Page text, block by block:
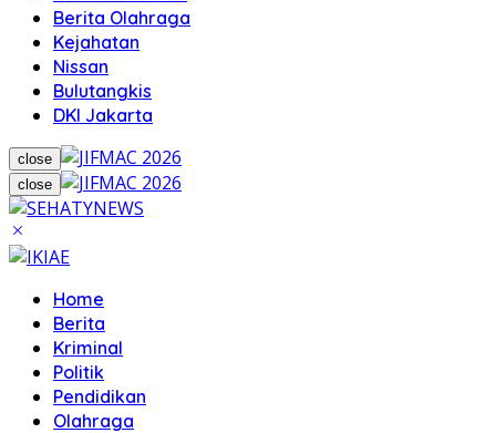
Berita Olahraga
Kejahatan
Nissan
Bulutangkis
DKI Jakarta
close
close
Home
Berita
Kriminal
Politik
Pendidikan
Olahraga